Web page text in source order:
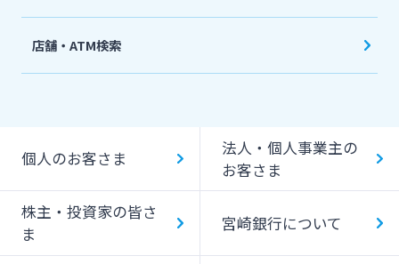
機能一覧
キャッシング提携先
一日あたりのご利用限度額
ATM Operation Guide
店舗・ATM検索
個人のお客さま
法人・個人事業主の
お客さま
株主・投資家の皆さ
ま
宮崎銀行について